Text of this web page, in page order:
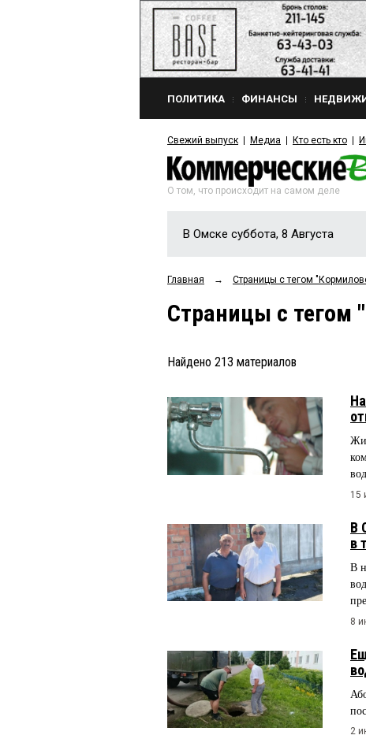
ПОЛИТИКА ФИНАНСЫ
Свежий выпуск Медиа Кто есть кто
О том, что происходит на самом деле
В Омске суббота, 8 Августа
Главная → Страницы c тегом
Страницы c тегом
Найдено 213 материалов
15
В
в
В
8
2